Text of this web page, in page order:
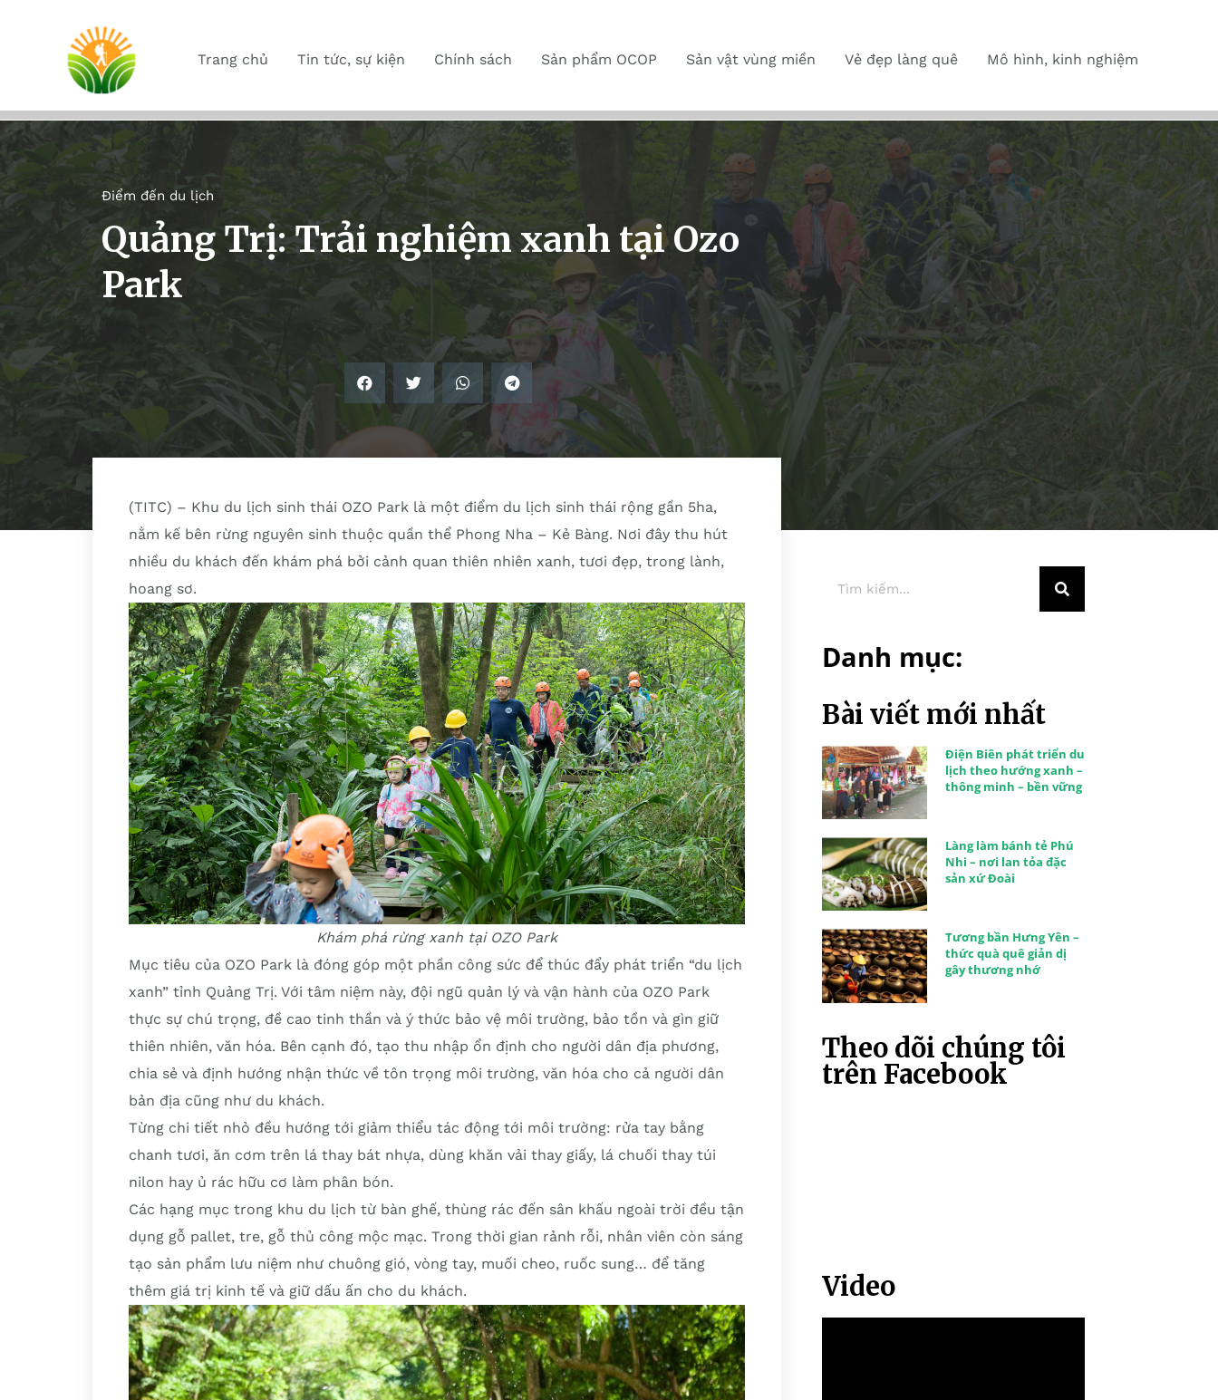
Trang chủ Tin tức, sự kiện Chính sách Sản phẩm OCOP Sản vật vùng miền Vẻ đẹp làng quê Mô hình, kinh nghiệm
Điểm đến du lịch
Quảng Trị: Trải nghiệm xanh tại Ozo
Park
(TITC) – Khu du lịch sinh thái OZO Park là một điểm du lịch sinh thái rộng gần 5ha,
nằm kế bên rừng nguyên sinh thuộc quần thể Phong Nha – Kẻ Bàng. Nơi đây thu hút
nhiều du khách đến khám phá bởi cảnh quan thiên nhiên xanh, tươi đẹp, trong lành,
hoang sơ.
Khám phá rừng xanh tại OZO Park
Mục tiêu của OZO Park là đóng góp một phần công sức để thúc đẩy phát triển “du lịch
xanh” tỉnh Quảng Trị. Với tâm niệm này, đội ngũ quản lý và vận hành của OZO Park
thực sự chú trọng, đề cao tinh thần và ý thức bảo vệ môi trường, bảo tồn và gìn giữ
thiên nhiên, văn hóa. Bên cạnh đó, tạo thu nhập ổn định cho người dân địa phương,
chia sẻ và định hướng nhận thức về tôn trọng môi trường, văn hóa cho cả người dân
bản địa cũng như du khách.
Từng chi tiết nhỏ đều hướng tới giảm thiểu tác động tới môi trường: rửa tay bằng
chanh tươi, ăn cơm trên lá thay bát nhựa, dùng khăn vải thay giấy, lá chuối thay túi
nilon hay ủ rác hữu cơ làm phân bón.
Các hạng mục trong khu du lịch từ bàn ghế, thùng rác đến sân khấu ngoài trời đều tận
dụng gỗ pallet, tre, gỗ thủ công mộc mạc. Trong thời gian rảnh rỗi, nhân viên còn sáng
tạo sản phẩm lưu niệm như chuông gió, vòng tay, muối cheo, ruốc sung… để tăng
thêm giá trị kinh tế và giữ dấu ấn cho du khách.
Danh mục:
Bài viết mới nhất
Điện Biên phát triển du
lịch theo hướng xanh –
thông minh – bền vững
Làng làm bánh tẻ Phú
Nhi – nơi lan tỏa đặc
sản xứ Đoài
Tương bần Hưng Yên –
thức quà quê giản dị
gây thương nhớ
Theo dõi chúng tôi
trên Facebook
Video